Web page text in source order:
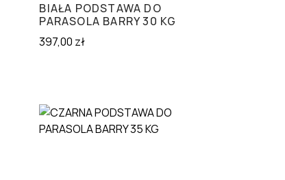
BIAŁA PODSTAWA DO
PARASOLA BARRY 30 KG
397,00 zł